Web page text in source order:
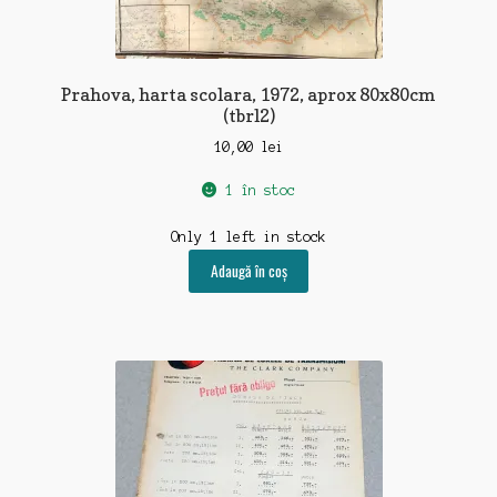
Prahova, harta scolara, 1972, aprox 80x80cm
(tbrl2)
10,00 lei
1 în stoc
Only 1 left in stock
Adaugă în coș